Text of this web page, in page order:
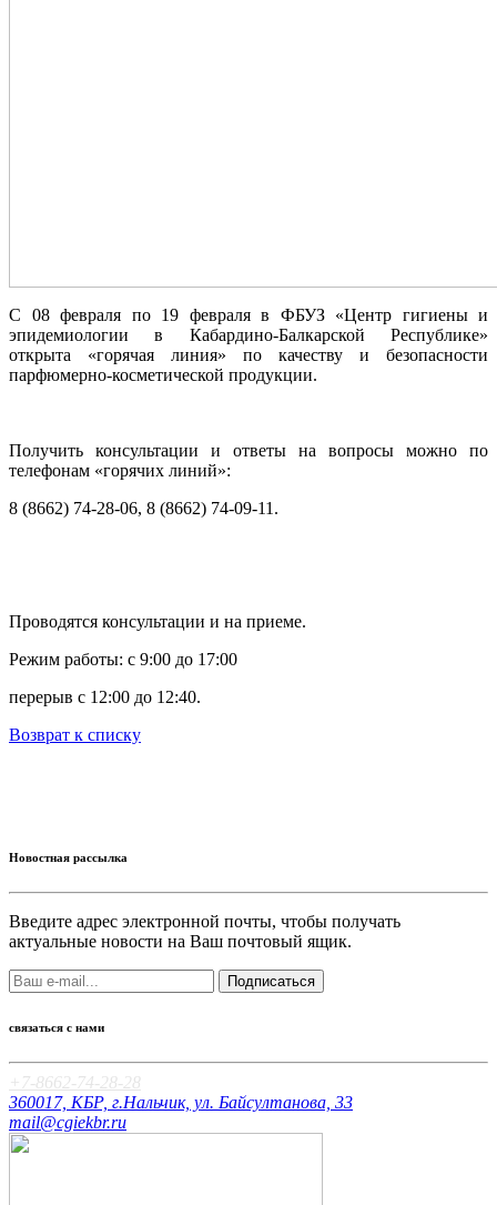
C 08 февраля по 19 февраля в ФБУЗ «Центр гигиены и
эпидемиологии в Кабардино-Балкарской Республике»
открыта «горячая линия» по качеству и безопасности
парфюмерно-косметической продукции.
Получить консультации и ответы на вопросы можно по
телефонам «горячих линий»:
8 (8662) 74-28-06, 8 (8662) 74-09-11.
Проводятся консультации и на приеме.
Режим работы: с 9:00 до 17:00
перерыв с 12:00 до 12:40.
Возврат к списку
Новостная рассылка
Введите адрес электронной почты, чтобы получать
актуальные новости на Ваш почтовый ящик.
Подписаться
связаться с нами
+7-8662-74-28-28
360017, КБР, г.Нальчик, ул. Байсултанова, 33
mail@cgiekbr.ru